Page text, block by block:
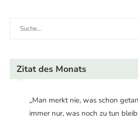
Zitat des Monats
„Man merkt nie, was schon
immer nur, was noch zu tun